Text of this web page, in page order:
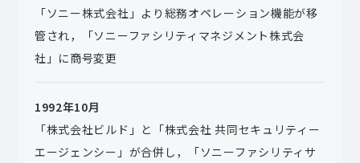
「ソニー株式会社」より総務オペレーション機能が移
管され，「ソニーファシリティマネジメント株式会
社」に商号変更
1992年10月
「株式会社ビルド」と「株式会社 共同セキュリティー
エージェンシー」が合併し，「ソニーファシリティサ